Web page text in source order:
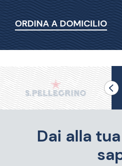
ORDINA A DOMICILIO
Dai alla